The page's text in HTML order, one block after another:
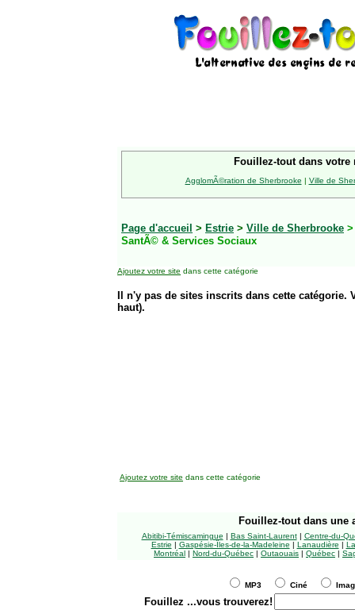
Fouillez-tout dans votre
AgglomÃ©ration de Sherbrooke | Ville de
Page d'accueil > Estrie > Ville de Sherbrooke
SantÃ© & Services Sociaux
Ajoutez votre site dans cette catégorie
Il n'y pas de sites inscrits dans cette
haut).
Ajoutez votre site dans cette catégorie
Fouillez-tout dans une
Abitibi-Témiscamingue | Bas Saint-Laurent| Centre-du-
Estrie | Gaspésie-Îles-de-la-Madeleine | Lanaudière |
Montréal | Nord-du-Québec | Outaouais | Québec |
MP3 Ciné
Fouillez ...vous trouverez!